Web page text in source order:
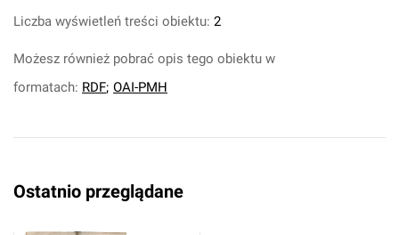
Liczba wyświetleń treści obiektu: 2
Możesz również pobrać opis tego obiektu w
formatach: RDF; OAI-PMH
Ostatnio przeglądane